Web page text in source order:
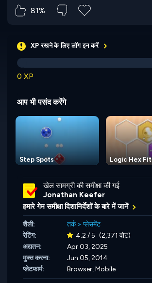
81%
XP रखने के लिए लॉग इन करें
0 XP
आप भी पसंद करेंगे
Step Spots Logic Hex Fit
खेल सामग्री की समीक्षा की गई
Jonathan Keefer
हमारे गेम समीक्षा दिशानिर्देशों के बारे में जानें
शैली: तर्क> प्लेसमेंट
रेटिंग:
4.2 / 5 (2,371 वोट)
अद्यतन:
Apr 03, 2025
मुक्त करना:
Jun 05, 2014
प्लेटफार्म:
Browser, Mobile